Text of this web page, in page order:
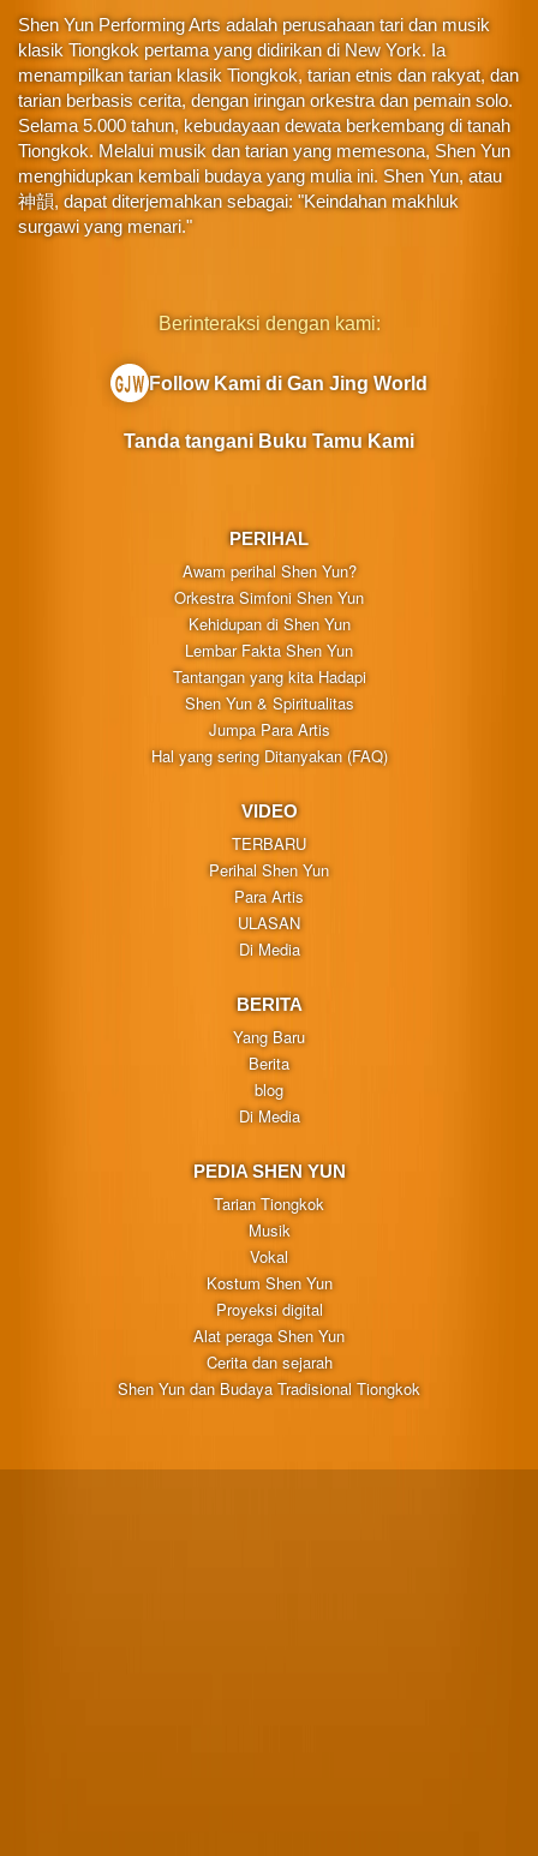
Shen Yun Performing Arts adalah perusahaan tari dan musik
klasik Tiongkok pertama yang didirikan di New York. Ia
menampilkan tarian klasik Tiongkok, tarian etnis dan rakyat, dan
tarian berbasis cerita, dengan iringan orkestra dan pemain solo.
Selama 5.000 tahun, kebudayaan dewata berkembang di tanah
Tiongkok. Melalui musik dan tarian yang memesona, Shen Yun
menghidupkan kembali budaya yang mulia ini. Shen Yun, atau
神韻, dapat diterjemahkan sebagai: "Keindahan makhluk
surgawi yang menari."
PERIHAL
Awam perihal Shen Yun?
Orkestra Simfoni Shen Yun
Kehidupan di Shen Yun
Lembar Fakta Shen Yun
Tantangan yang kita Hadapi
Shen Yun & Spiritualitas
Jumpa Para Artis
Hal yang sering Ditanyakan (FAQ)
VIDEO
TERBARU
Perihal Shen Yun
Para Artis
ULASAN
Di Media
BERITA
Yang Baru
Berita
blog
Di Media
PEDIA SHEN YUN
Tarian Tiongkok
Musik
Vokal
Kostum Shen Yun
Proyeksi digital
Alat peraga Shen Yun
Cerita dan sejarah
Shen Yun dan Budaya Tradisional Tiongkok
Berinteraksi dengan kami:
Follow Kami di Gan Jing World
Tanda tangani Buku Tamu Kami